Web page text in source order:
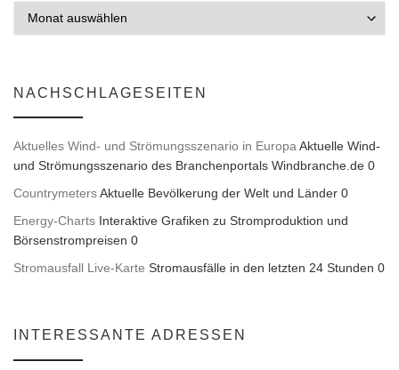
NACHSCHLAGESEITEN
Aktuelles Wind- und Strömungsszenario in Europa Aktuelle Wind-
und Strömungsszenario des Branchenportals Windbranche.de 0
CountrymetersAktuelle Bevölkerung der Welt und Länder 0
Energy-Charts Interaktive Grafiken zu Stromproduktion und
Börsenstrompreisen 0
Stromausfall Live-Karte Stromausfälle in den letzten 24 Stunden 0
INTERESSANTE ADRESSEN